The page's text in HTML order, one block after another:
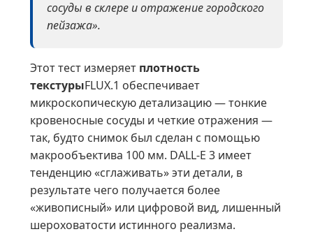
сосуды в склере и отражение городского
пейзажа».
Этот тест измеряет плотность
текстурыFLUX.1 обеспечивает
микроскопическую детализацию — тонкие
кровеносные сосуды и четкие отражения —
так, будто снимок был сделан с помощью
макрообъектива 100 мм. DALL-E 3 имеет
тенденцию «сглаживать» эти детали, в
результате чего получается более
«живописный» или цифровой вид, лишенный
шероховатости истинного реализма.